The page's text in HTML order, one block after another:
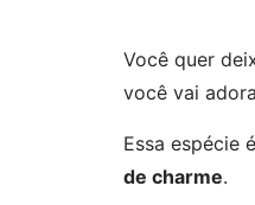
Você quer
você vai
Essa espécie
de charme.